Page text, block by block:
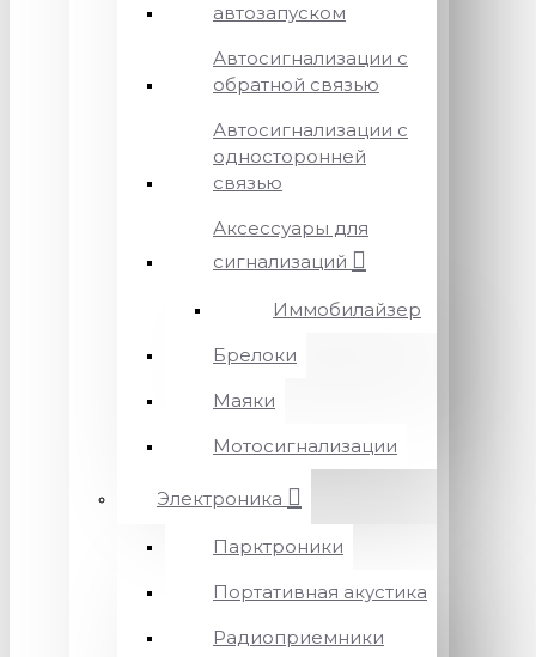
автозапуском
Автосигнализации с
обратной связью
Автосигнализации с
односторонней
связью
Аксессуары для
сигнализаций
Иммобилайзер
Брелоки
Маяки
Мотосигнализации
Электроника
Парктроники
Портативная акустика
Радиоприемники